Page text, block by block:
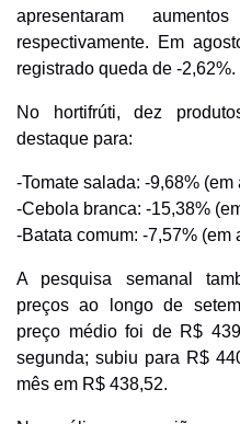
apresentaram
respectivamente. Em
registrado queda de -2,62%.
No hortifrúti, dez
destaque para:
-Tomate salada: -9,68% (em
-Cebola branca: -15,38%
-Batata comum: -7,57% (em
A pesquisa semanal
preços ao longo de
preço médio foi de R$
segunda; subiu para R$
mês em R$ 438,52.